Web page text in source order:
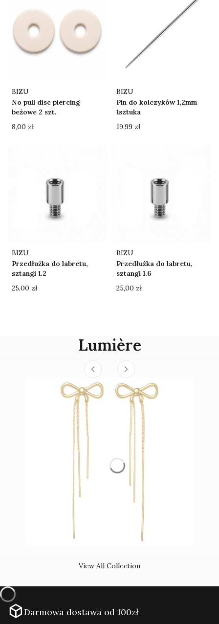
No pull disc piercing
beżowe 2 szt.
Producent
BIZU
Cena
8,00 zł
Pin do kolczyków 1,2mm
1sztuka
Producent
BIZU
Cena
19,99 zł
Przedłużka do labretu,
sztangi 1.2
Producent
BIZU
Cena
25,00 zł
Przedłużka do labretu,
sztangi 1.6
Producent
BIZU
Cena
25,00 zł
Lumière
View All Collection
Darmowa dostawa od 100zł